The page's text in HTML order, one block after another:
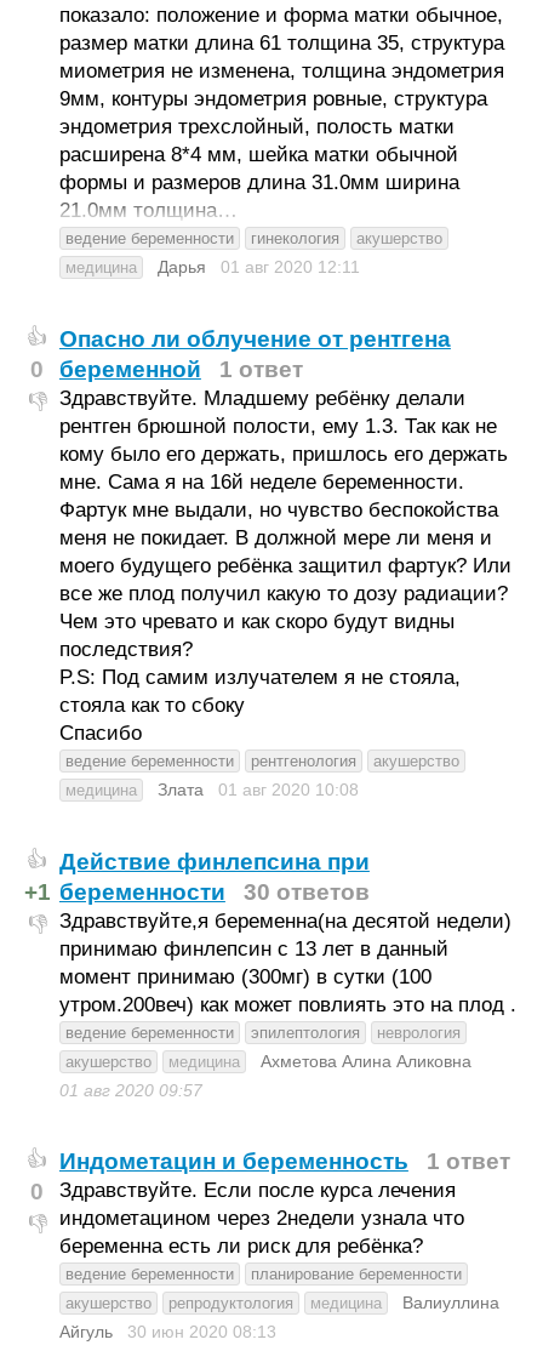
показало: положение и форма матки обычное,
размер матки длина 61 толщина 35, структура
миометрия не изменена, толщина эндометрия
9мм, контуры эндометрия ровные, структура
эндометрия трехслойный, полость матки
расширена 8*4 мм, шейка матки обычной
формы и размеров длина 31.0мм ширина
21.0мм толщина…
ведение беременности гинекология
акушерство
медицина
Дарья 01 авг 2020 12:11
👍
0
👎
Опасно ли облучение от рентгена
беременной
1 ответ
Здравствуйте. Младшему ребёнку делали
рентген брюшной полости, ему 1.3. Так как не
кому было его держать, пришлось его держать
мне. Сама я на 16й неделе беременности.
Фартук мне выдали, но чувство беспокойства
меня не покидает. В должной мере ли меня и
моего будущего ребёнка защитил фартук? Или
все же плод получил какую то дозу радиации?
Чем это чревато и как скоро будут видны
последствия?
P.S: Под самим излучателем я не стояла,
стояла как то сбоку
Спасибо
ведение беременности рентгенология
акушерство
медицина
Злата 01 авг 2020 10:08
👍
+1
👎
Действие финлепсина при
беременности
30 ответов
Здравствуйте,я беременна(на десятой недели)
принимаю финлепсин с 13 лет в данный
момент принимаю (300мг) в сутки (100
утром.200веч) как может повлиять это на плод .
ведение беременности эпилептология
неврология
акушерство
медицина
Ахметова Алина Аликовна
01 авг 2020 09:57
👍
0
👎
Индометацин и беременность 1 ответ
Здравствуйте. Если после курса лечения
индометацином через 2недели узнала что
беременна есть ли риск для ребёнка?
ведение беременности
планирование беременности
акушерство
репродуктология медицина
Валиуллина
Айгуль
30 июн 2020 08:13